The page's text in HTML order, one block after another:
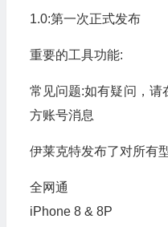
1.0:第一次正式发布
重要的工具功能:
常见问题:如有疑问，请
方账号消息
伊莱克特发布了对所有
全网通
iPhone 8 & 8P